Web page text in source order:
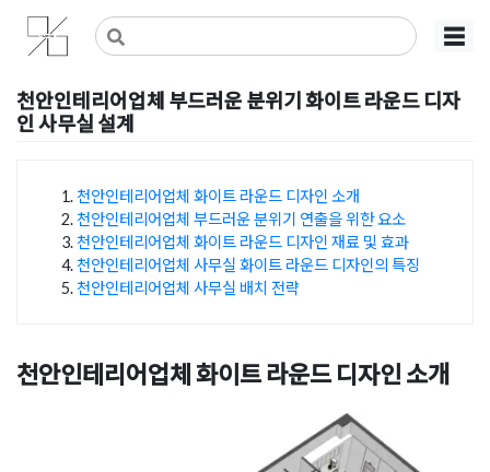
Skip
content
사무실인테리어 디자인 공사 비용견적 플랫폼
사무실인테리어 916
☰
천안인테리어업체 부드러운 분위기 화이트 라운드 디자
인 사무실 설계
천안인테리어업체 화이트 라운드 디자인 소개
천안인테리어업체 부드러운 분위기 연출을 위한 요소
천안인테리어업체 화이트 라운드 디자인 재료 및 효과
천안인테리어업체 사무실 화이트 라운드 디자인의 특징
천안인테리어업체 사무실 배치 전략
천안인테리어업체 화이트 라운드 디자인 소개